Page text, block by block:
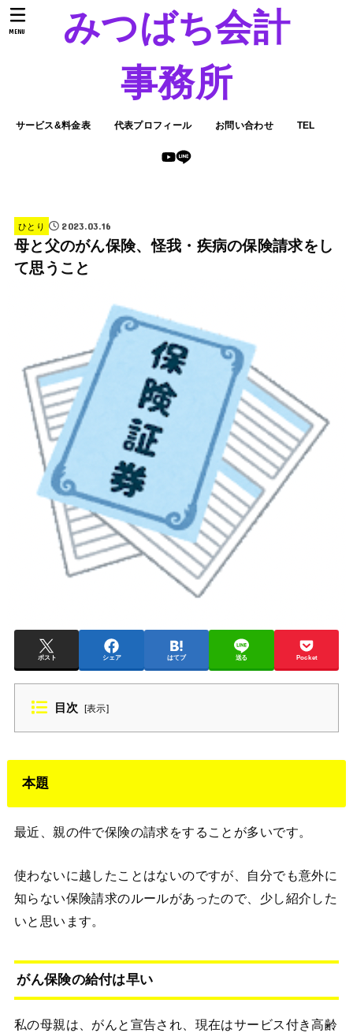
みつばち会計
事務所
サービス&料金表 代表プロフィール お問い合わせ TEL
MENU
ひとり 2023.03.16
母と父のがん保険、怪我・疾病の保険請求をし
て思うこと
ポスト シェア はてブ 送る Pocket
目次 [表示]
本題
最近、親の件で保険の請求をすることが多いです。
使わないに越したことはないのですが、自分でも意外に
知らない保険請求のルールがあったので、少し紹介した
いと思います。
がん保険の給付は早い
私の母親は、がんと宣告され、現在はサービス付き高齢